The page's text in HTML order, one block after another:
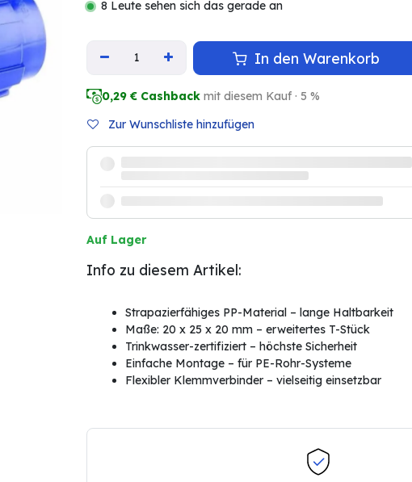
8 Leute sehen sich das gerade an
In den Warenkorb
0,29 € Cashback mit diesem Kauf · 5 %
Zur Wunschliste hinzufügen
Auf Lager
Info zu diesem Artikel:
Strapazierfähiges PP-Material – lange Haltbarkeit
Maße: 20 x 25 x 20 mm – erweitertes T-Stück
Trinkwasser-zertifiziert – höchste Sicherheit
Einfache Montage – für PE-Rohr-Systeme
Flexibler Klemmverbinder – vielseitig einsetzbar